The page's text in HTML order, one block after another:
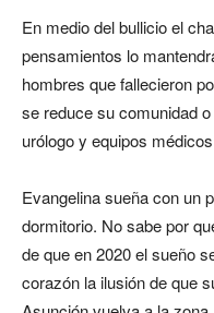
En medio del bullicio el
pensamientos lo
hombres que fallecieron
se reduce su comunidad
urólogo y equipos
Evangelina sueña con un
dormitorio. No sabe por
de que en 2020 el sueño
corazón la ilusión de que